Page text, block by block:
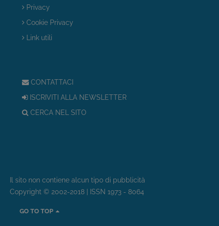
Privacy
Cookie Privacy
Link utili
CONTATTACI
ISCRIVITI ALLA NEWSLETTER
CERCA NEL SITO
Il sito non contiene alcun tipo di pubblicità
Copyright © 2002-2018 | ISSN 1973 - 8064
GO TO TOP